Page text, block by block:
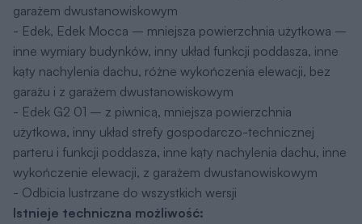
garażem dwustanowiskowym
- Edek, Edek Mocca – mniejsza powierzchnia użytkowa –
inne wymiary budynków, inny układ funkcji poddasza, inne
kąty nachylenia dachu, różne wykończenia elewacji, bez
garażu i z garażem dwustanowiskowym
- Edek G2 01 – z piwnicą, mniejsza powierzchnia
użytkowa, inny układ strefy gospodarczo-technicznej
parteru i funkcji poddasza, inne kąty nachylenia dachu, inne
wykończenie elewacji, z garażem dwustanowiskowym
- Odbicia lustrzane do wszystkich wersji
Istnieje techniczna możliwość: